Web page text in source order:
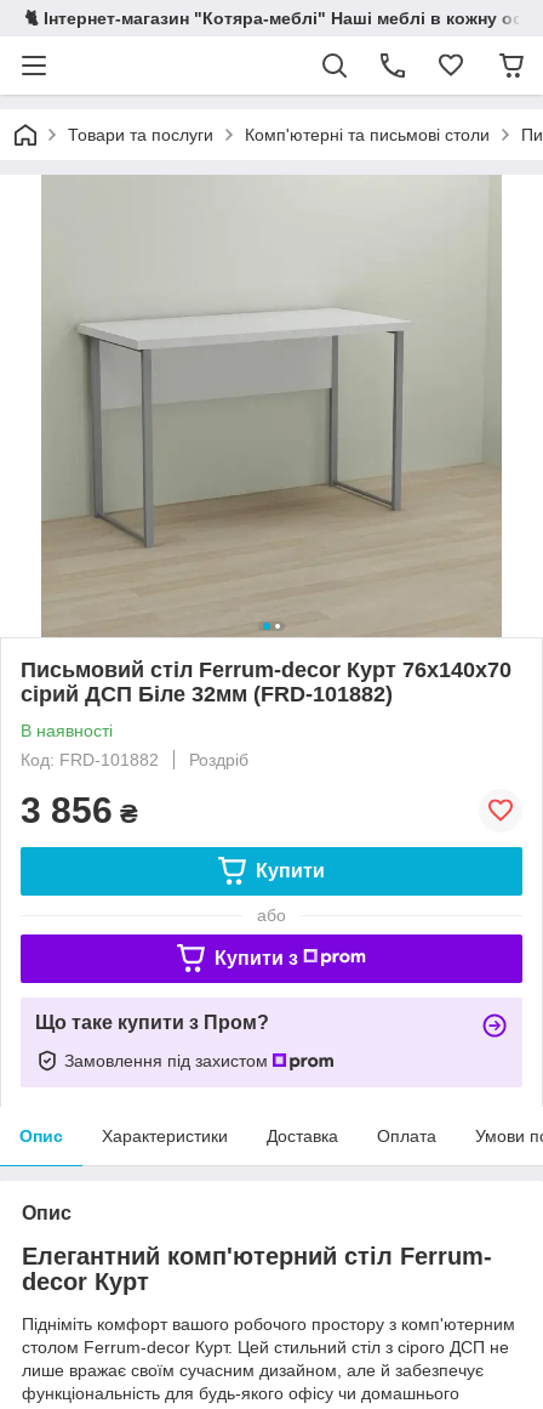
🐈 Інтернет-магазин "Котяра-меблі" Наші меблі в кожну
Товари та послуги Комп'ютерні та письмові столи
Письмовий стіл Ferrum-decor Курт 76x140x70
сірий ДСП Біле 32мм (FRD-101882)
В наявності
Код: FRD-101882
Роздріб
3 856 ₴
Купити
або
Купити з
Що таке купити з Пром?
Замовлення під захистом
Опис Характеристики Доставка Оплата Умови
Опис
Елегантний комп'ютерний стіл Ferrum-
decor Курт
Підніміть комфорт вашого робочого простору з комп'ютерним
столом Ferrum-decor Курт. Цей стильний стіл з сірого ДСП не
лише вражає своїм сучасним дизайном, але й забезпечує
функціональність для будь-якого офісу чи домашнього